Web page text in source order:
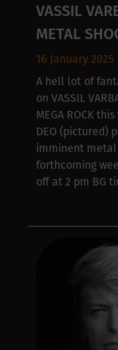
VASSIL
METAL
16 January 2025
A hell lot of
on VASSIL
MEGA ROCK
DEO (pictured)
imminent
forthcoming
off at 2 pm BG